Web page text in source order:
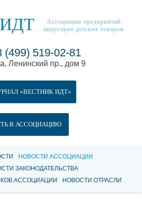
Ассоциация предприятий
индустрии детских товаров
(499) 519-02-81
Ленинский пр., дом 9
В АССОЦИАЦИЮ
«ВЕСТНИК ИДТ»
НОВОСТИ АССОЦИАЦИИ
ЗАКОНОДАТЕЛЬСТВА
АССОЦИАЦИИ
НОВОСТИ ОТРАСЛИ